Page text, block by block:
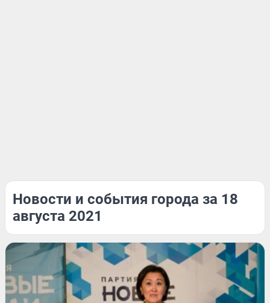
Новости и события города за 18
августа 2021